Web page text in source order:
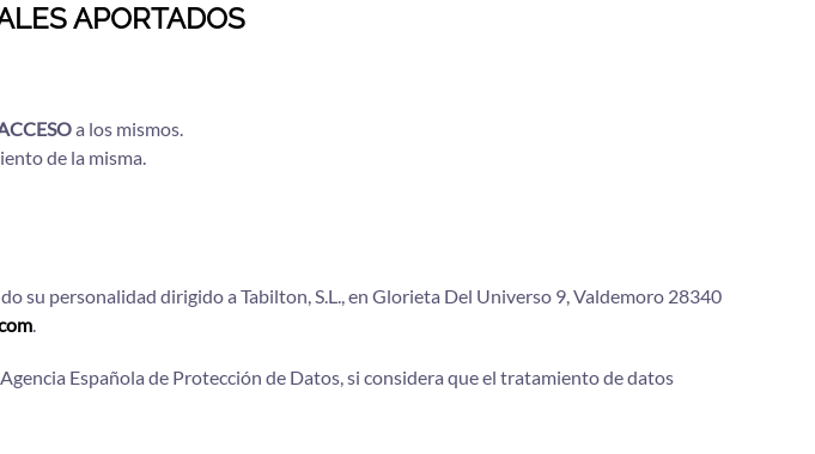
APORTADOS
a los mismos.
de la misma.
su personalidad dirigido a Tabilton, S.L., en Glorieta Del Universo 9, Valdemoro 28340
.
Española de Protección de Datos, si considera que el tratamiento de datos